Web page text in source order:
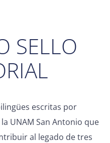
SELLO
escritas por
UNAM San Antonio que
al legado de tres